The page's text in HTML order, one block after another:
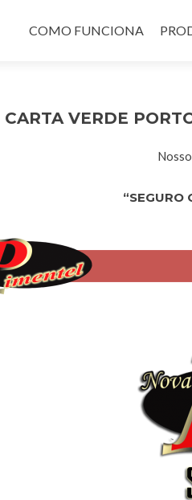
para
COMO FUNCIONA
CARTA VERDE
“SEGURO